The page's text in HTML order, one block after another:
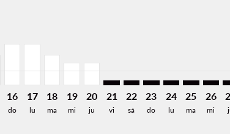
16
do
17
lu
18
ma
19
mi
20
ju
21
vi
22
sá
23
do
24
lu
25
ma
26
mi